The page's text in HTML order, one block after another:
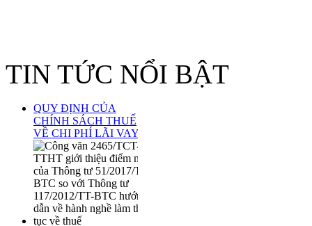
TIN TỨC NỔI BẬT
QUY ĐỊNH CỦA
CHÍNH SÁCH THUẾ
VỀ CHI PHÍ LÃI VAY